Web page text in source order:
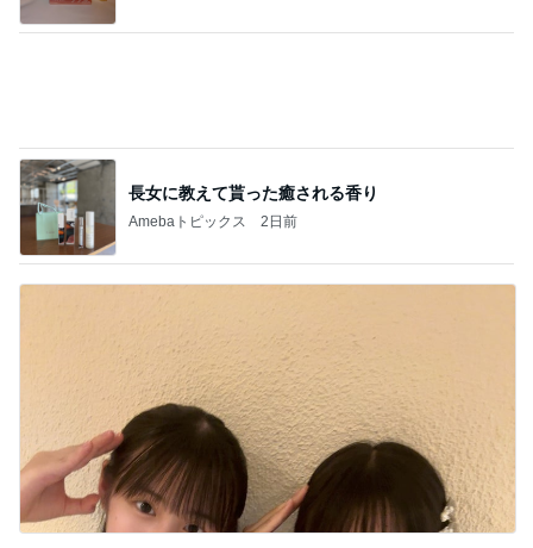
11人揃っての嬉しいパフォーマンス
Amebaトピックス
記事を読む
買い足す予定の重宝したサンダル
Amebaトピックス 2日前